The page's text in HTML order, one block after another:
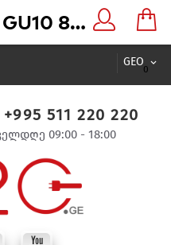
GEO
0
+995 511 220 220
09:00 - 18:00
001-002-0008 GU10 8W 6400K 175-250V LED BULB სტარტერის ძირი დიოდური ნათურა - 220.ge